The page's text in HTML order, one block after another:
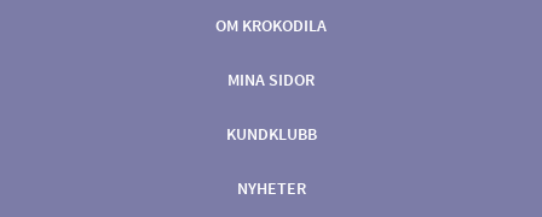
OM KROKODILA
MINA SIDOR
KUNDKLUBB
NYHETER